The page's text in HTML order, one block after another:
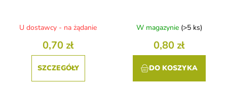
U dostawcy - na żądanie
0,70 zł
SZCZEGÓŁY
W magazynie (>5 ks)
0,80 zł
DO KOSZYKA